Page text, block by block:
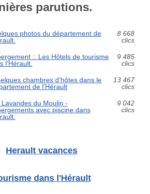
parutions.
photos du département de
8 668
clics
:: Les Hôtels de tourisme
l'Hérault.
9 485
clics
chambres d'hôtes dans le
de l'Hérault
13 467
clics
Lavandes du Moulin -
avec piscine dans
9 042
clics
Herault vacances
dans l'Hérault